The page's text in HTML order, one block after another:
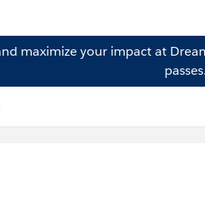
maximize your impact at
passes.